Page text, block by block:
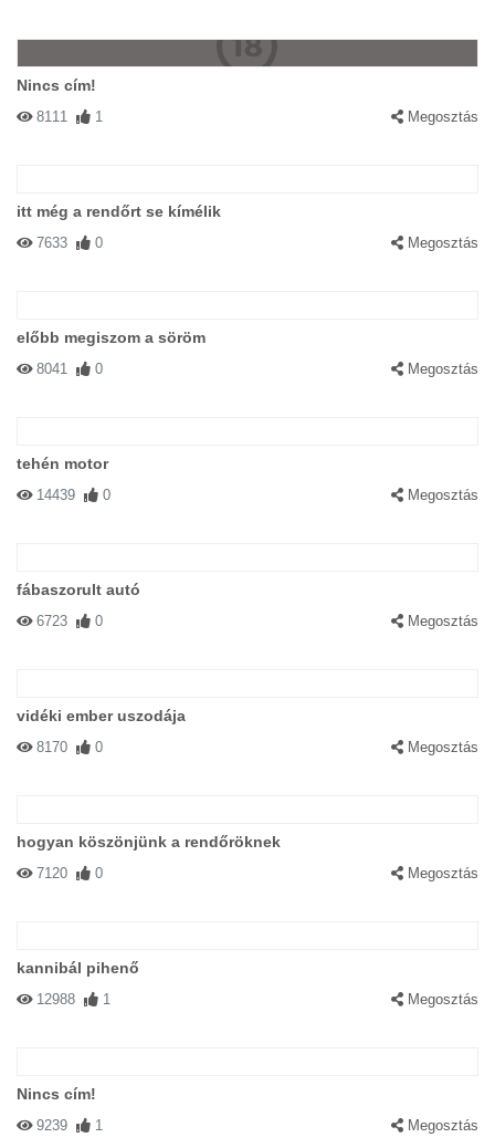
Nincs cím!
8111 1 Megosztás
itt még a rendőrt se kímélik
7633 0 Megosztás
előbb megiszom a söröm
8041 0 Megosztás
tehén motor
14439 0 Megosztás
fábaszorult autó
6723 0 Megosztás
vidéki ember uszodája
8170 0 Megosztás
hogyan köszönjünk a rendőröknek
7120 0 Megosztás
kannibál pihenő
12988 1 Megosztás
Nincs cím!
9239 1 Megosztás